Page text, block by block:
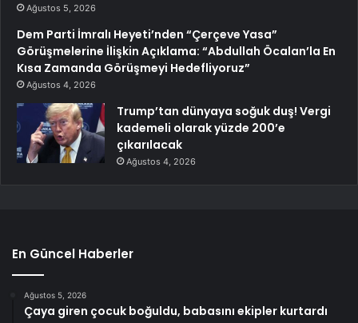
Ağustos 5, 2026
Dem Parti İmralı Heyeti’nden “Çerçeve Yasa”
Görüşmelerine İlişkin Açıklama: “Abdullah Öcalan’la En
Kısa Zamanda Görüşmeyi Hedefliyoruz”
Ağustos 4, 2026
Trump’tan dünyaya soğuk duş! Vergi
kademeli olarak yüzde 200’e
çıkarılacak
Ağustos 4, 2026
En Güncel Haberler
Ağustos 5, 2026
Çaya giren çocuk boğuldu, babasını ekipler kurtardı